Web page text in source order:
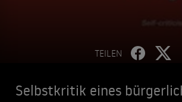
TEILEN
Selbstkritik eines